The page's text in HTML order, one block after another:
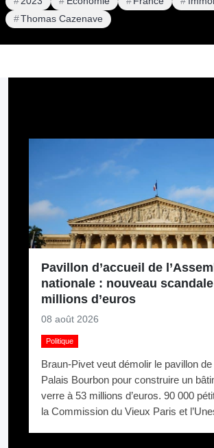
Thomas Cazenave
Pavillon d’accueil de
nationale : nouveau
millions d’euros
08 août 2026
Politique
Braun-Pivet veut démolir le pavillon
Palais Bourbon pour construire un
verre à 53 millions d’euros. 90 000
la Commission du Vieux Paris et